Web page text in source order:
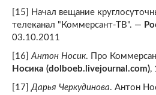
[15] Начал вещание
телеканал "Коммерсант-ТВ". —
03.10.2011
[16]Антон Носик. Про
Носика (dolboeb.livejournal.com),
[17]Дарья Черкудинова. Антон